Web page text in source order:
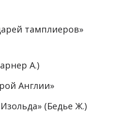
тамплиеров»
А.)
Англии»
(Бедье Ж.)